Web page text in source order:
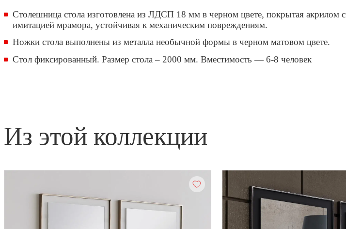
Столешница стола изготовлена из ЛДСП 18 мм в черном цвете, покрытая акрилом с
имитацией мрамора, устойчивая к механическим повреждениям.
Ножки стола выполнены из металла необычной формы в черном матовом цвете.
Стол фиксированный. Размер стола – 2000 мм. Вместимость — 6-8 человек
из этой коллекции